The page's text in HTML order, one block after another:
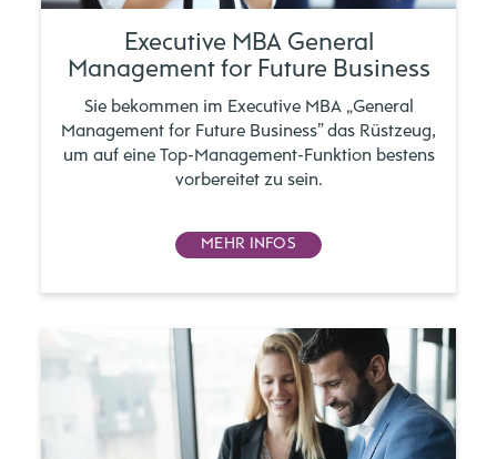
Executive MBA General
Management for Future Business
Sie bekommen im Executive MBA „General
Management for Future Business” das Rüstzeug,
um auf eine Top-Management-Funktion bestens
vorbereitet zu sein.
MEHR INFOS